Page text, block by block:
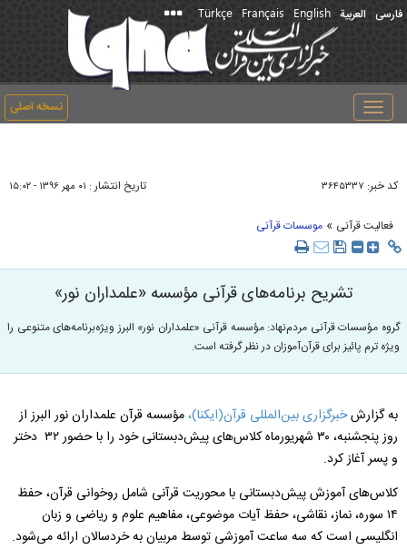
فارسی العربیة English
Français
Türkçe
نسخه اصلی
Toggle
navigation
کد خبر: ۳۶۴۵۳۳۷ تاریخ انتشار : ۰۱ مهر ۱۳۹۶ - ۱۵:۰۲
فعالیت قرآنی » موسسات قرآنی
تشریح برنامه‌های قرآنی مؤسسه «علمداران نور»
گروه مؤسسات قرآنی مردم‌نهاد: مؤسسه قرآنی «علمداران نور» البرز ویژه‌برنامه‌های متنوعی را
ویژه ترم پائیز برای قرآن‌آموزان در نظر گرفته است.
به گزارشخبرگزاری بین‌المللی قرآن(ایکنا)،مؤسسه قرآن علمداران نور البرز از
روز پنجشنبه، ۳۰ شهریورماه کلاس‌های پیش‌دبستانی خود را با حضور ۳۲ دختر
و پسر آغاز کرد.
کلاس‌های آموزش پیش‌دبستانی با محوریت قرآنی شامل روخوانی قرآن، حفظ
۱۴ سوره، نماز، نقاشی، حفظ آیات موضوعی، مفاهیم علوم و ریاضی و زبان
انگلیسی است که سه ساعت آموزشی توسط مربیان به خردسالان ارائه می‌شود.